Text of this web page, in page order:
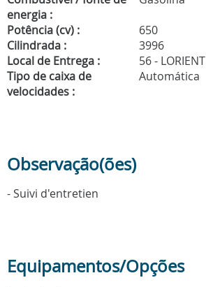
energia :
Potência (cv) :
650
Cilindrada :
3996
Local de Entrega :
56 - LORIENT
Tipo de caixa de
velocidades :
Automática
Observação(ões)
- Suivi d'entretien
Equipamentos/Opções